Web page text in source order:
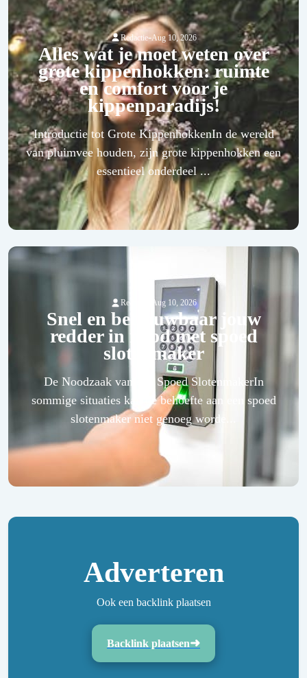
Redactie-Aug 10, 2026
Alles wat je moet weten over
grote kippenhokken: ruimte
en comfort voor je
kippenparadijs!
Introductie tot Grote KippenhokkenIn de wereld
van pluimvee houden, zijn grote kippenhokken een
essentieel onderdeel ...
Redactie Aug 10, 2026
Snel en betrouwbaar jouw
redder in nood met spoed
slotenmaker
De Noodzaak van een Spoed SlotenmakerIn
sommige situaties kan de behoefte aan een spoed
slotenmaker niet genoeg worde...
Adverteren
Ook een backlink plaatsen
Backlink plaatsen